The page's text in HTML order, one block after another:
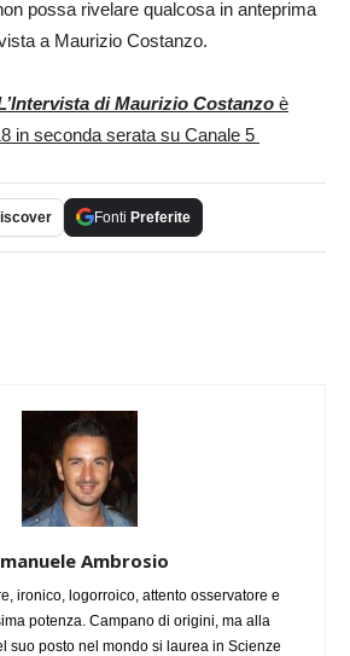
possa rivelare qualcosa in anteprima
a Maurizio Costanzo.
di Maurizio Costanzo è
in seconda serata su Canale 5
Fonti Preferite
Ambrosio
ironico, logorroico, attento osservatore e
potenza. Campano di origini, ma alla
suo posto nel mondo si laurea in Scienze